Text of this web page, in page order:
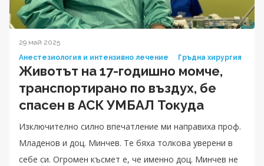
29 май 2025
Анестезиология и интензивно лечение
Гръдна хирургия
Животът на 17-годишно момче,
транспортирано по въздух, бе
спасен в АСК УМБАЛ Токуда
Изключително силно впечатление ми направиха проф.
Младенов и доц. Минчев. Те бяха толкова уверени в
себе си. Огромен късмет е, че именно доц. Минчев не